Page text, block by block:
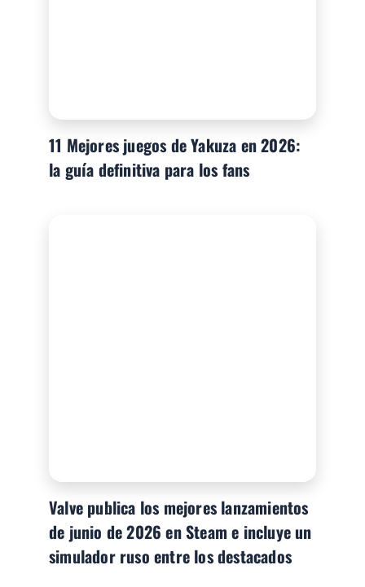
11 Mejores juegos de Yakuza en 2026:
la guía definitiva para los fans
Valve publica los mejores lanzamientos
de junio de 2026 en Steam e incluye un
simulador ruso entre los destacados